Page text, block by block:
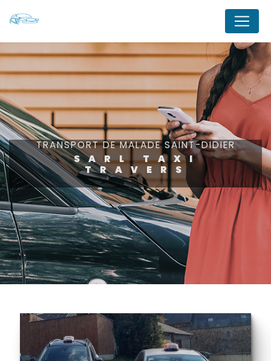
TRANSPORT DE MALADE SAINT-DIDIER
SARL TAXI
TRAVERS